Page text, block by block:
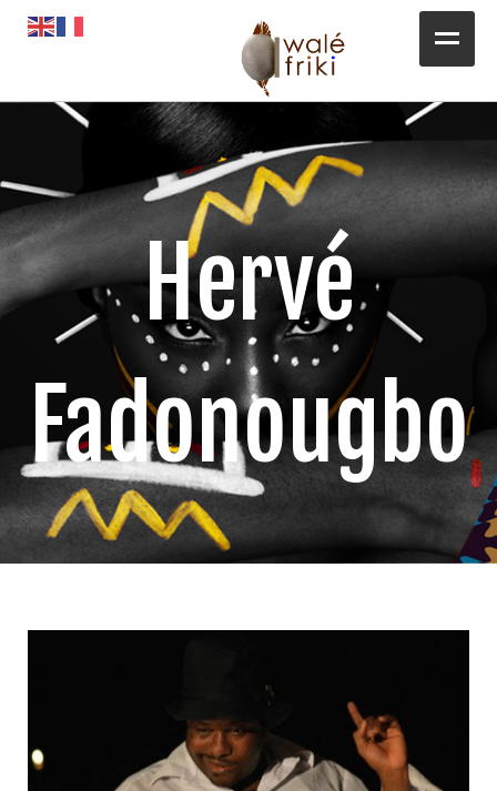
Toute l’actualité
L’AGENDA
Awalé Booking
Hervé
Fadonougbo